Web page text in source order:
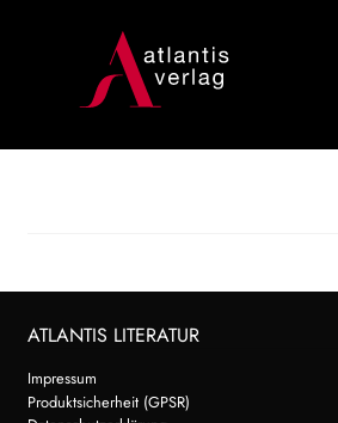
Navigation
springen
springen
VERLAG
NEWSLETTER
ATLANTIS LITERATUR
Impressum
Produktsicherheit (GPSR)